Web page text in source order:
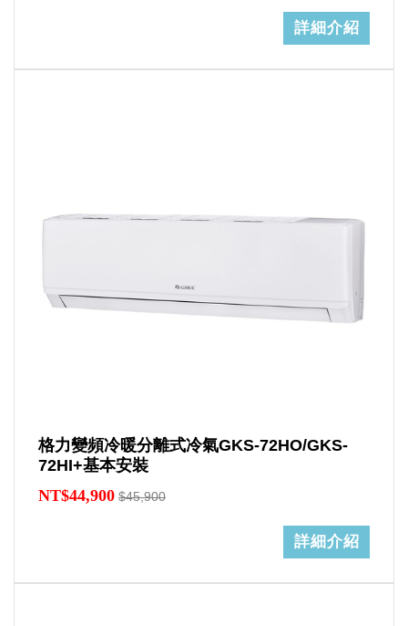
詳細介紹
格力變頻冷暖分離式冷氣GKS-72HO/GKS-
72HI+基本安裝
NT$44,900 $45,900
詳細介紹